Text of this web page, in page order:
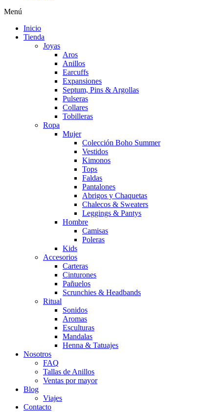
Menú
Inicio
Tienda
Joyas
Aros
Anillos
Earcuffs
Expansiones
Septum, Pins & Argollas
Pulseras
Collares
Tobilleras
Ropa
Mujer
Colección Boho Summer
Vestidos
Kimonos
Tops
Faldas
Pantalones
Abrigos y Chaquetas
Chalecos & Sweaters
Leggings & Pantys
Hombre
Camisas
Poleras
Kids
Accesorios
Carteras
Cinturones
Pañuelos
Scrunchies & Headbands
Ritual
Sonidos
Aromas
Esculturas
Mandalas
Henna & Tatuajes
Nosotros
FAQ
Tallas de Anillos
Ventas por mayor
Blog
Viajes
Contacto